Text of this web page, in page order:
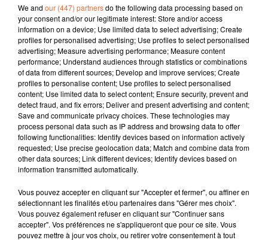
info
19 octobre 2021 - 13 min 56 sec
JOURNAL DU MARDI 19 OCTOBRE (SOIR)
Fabien Gazeau
L'info près de chez vous
Présenté par Fabien Gazeau
- La Confédération paysanne (photo) demande un
moratoire sur la méthanisation industrielle.
- La Ville de Bressuire s'engage dans un programme
- A Thouars, Alain Ligné rappelle le maire a ses
promesses électorales en terme de santé
- Mauléon va se doter d'un terrain synthétique...
We and our (447) partnersdo the following data processing based on
your consent and/or our legitimate interest: Store and/or access
information on a device; Use limited data to select advertising; Create
profiles for personalised advertising; Use profiles to select personalised
advertising; Measure advertising performance; Measure content
performance; Understand audiences through statistics or combinations
of data from different sources; Develop and improve services; Create
profiles to personalise content; Use profiles to select personalised
content; Use limited data to select content; Ensure security, prevent and
detect fraud, and fix errors; Deliver and present advertising and content;
Save and communicate privacy choices. These technologies may
process personal data such as IP address and browsing data to offer
following functionalities: Identify devices based on information actively
requested; Use precise geolocation data; Match and combine data from
other data sources; Link different devices; Identify devices based on
information transmitted automatically.
Vous pouvez accepter en cliquant sur "Accepter et fermer", ou affiner en
sélectionnant les finalités et/ou partenaires dans "Gérer mes choix".
Vous pouvez également refuser en cliquant sur "Continuer sans
accepter". Vos préférences ne s'appliqueront que pour ce site. Vous
pouvez mettre à jour vos choix, ou retirer votre consentement à tout